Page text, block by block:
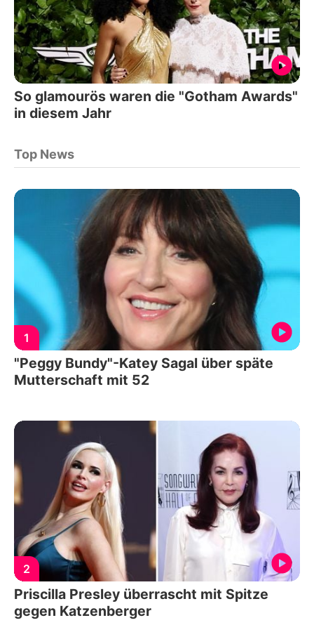
So glamourös waren die "Gotham Awards"
in diesem Jahr
Top News
1
"Peggy Bundy"-Katey Sagal über späte
Mutterschaft mit 52
2
Priscilla Presley überrascht mit Spitze
gegen Katzenberger